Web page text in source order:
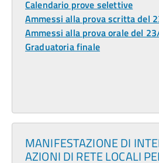
Calendario prove selettive
Ammessi alla prova scritta del
Ammessi alla prova orale del
Graduatoria finale
MANIFESTAZIONE DI
AZIONI DI RETE LOCALI